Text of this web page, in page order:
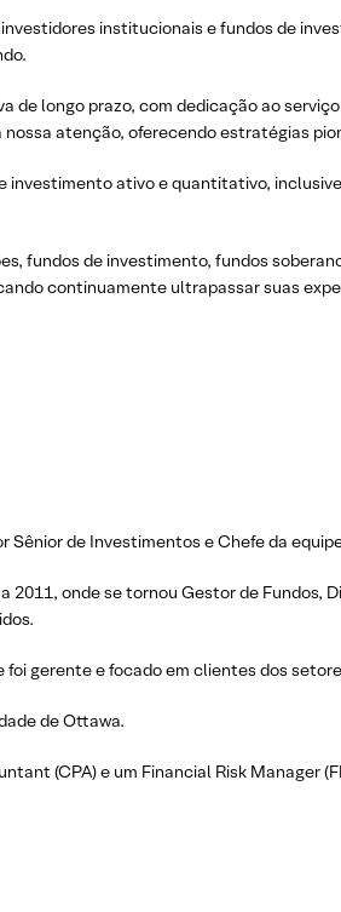
institucionais e fundos de
longo prazo, com dedicação ao
atenção, oferecendo estratégias
ativo e quantitativo,
fundos de investimento, fundos
continuamente ultrapassar suas
de Investimentos e Chefe da
onde se tornou Gestor de Fundos,
gerente e focado em clientes dos
de Ottawa.
(CPA) e um Financial Risk Manager